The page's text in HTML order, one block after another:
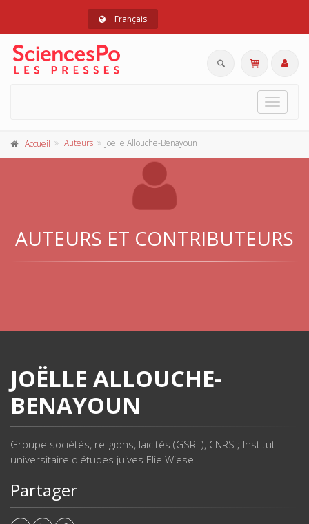
Français
Toggle
Accueil Auteurs Joëlle Allouche-Benayoun
AUTEURS ET CONTRIBUTEURS
JOËLLE ALLOUCHE-
BENAYOUN
Groupe sociétés, religions, laïcités (GSRL), CNRS ; Institut
universitaire d'études juives Elie Wiesel.
Partager